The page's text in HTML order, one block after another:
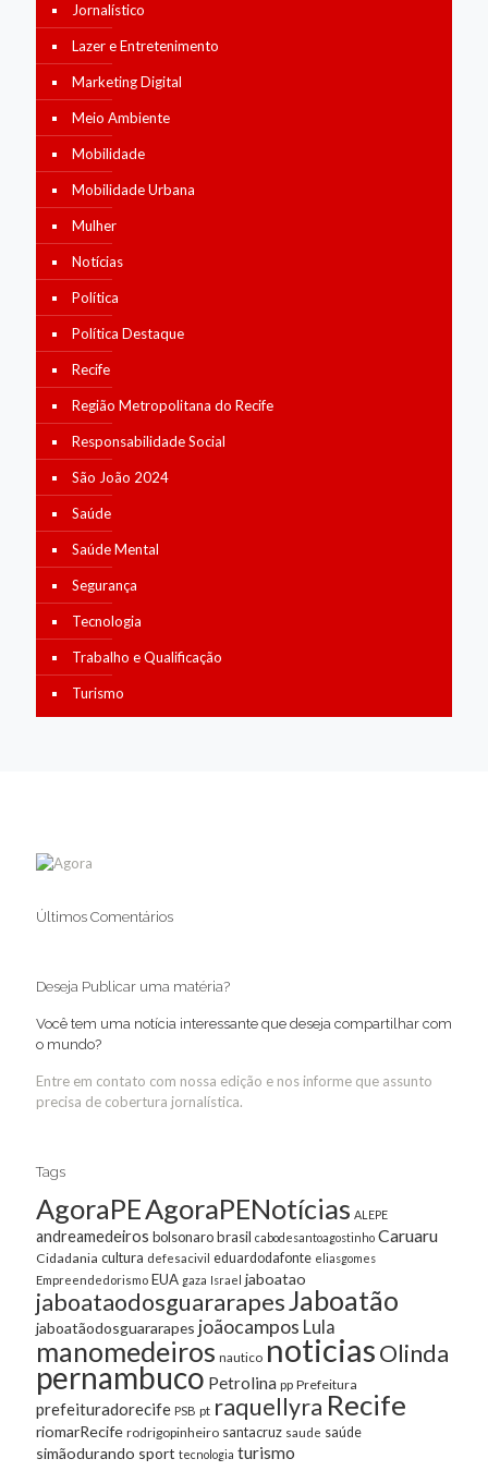
Jornalístico
Lazer e Entretenimento
Marketing Digital
Meio Ambiente
Mobilidade
Mobilidade Urbana
Mulher
Notícias
Política
Política Destaque
Recife
Região Metropolitana do Recife
Responsabilidade Social
São João 2024
Saúde
Saúde Mental
Segurança
Tecnologia
Trabalho e Qualificação
Turismo
Últimos Comentários
Deseja Publicar uma matéria?
Você tem uma notícia interessante que deseja compartilhar com
o mundo?
Entre em contato com nossa edição e nos informe que assunto
precisa de cobertura jornalística.
Tags
AgoraPEAgoraPENotícias ALEPE
andreamedeiros bolsonarobrasil cabodesantoagostinho Caruaru
Cidadania cultura defesacivil eduardodafonte eliasgomes
Empreendedorismo EUA gaza Israel jaboatao
jaboataodosguararapesJaboatão
jaboatãodosguararapes joãocampos Lula
manomedeiros nautico noticiasOlinda
pernambuco Petrolina pp Prefeitura
prefeituradorecife PSB pt raquellyra Recife
riomarRecife rodrigopinheiro santacruz saude saúde
simãodurando sport tecnologia turismo